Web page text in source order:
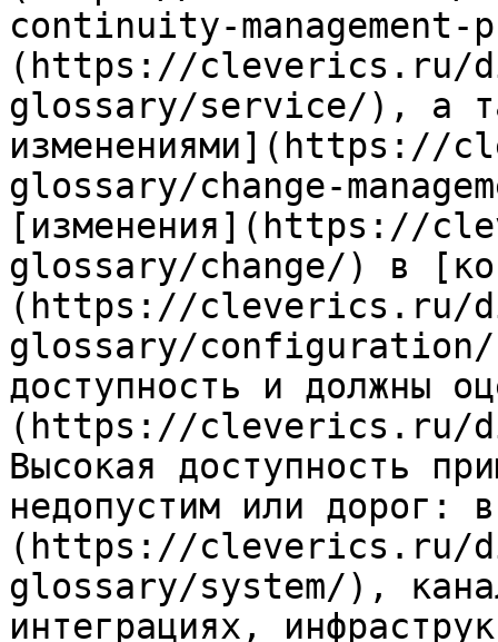
continuity-
(https://cleverics.ru/
glossary/service/), а
glossary/change-
[изменения](https://
glossary/change/) в
(https://cleverics.ru/
glossary/configuration/)
доступность и должны
(https://cleverics.ru/
Высокая доступность
недопустим или дорог:
(https://cleverics.ru/
glossary/system/),
интеграциях,